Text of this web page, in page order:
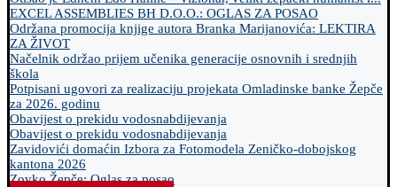
EXCEL ASSEMBLIES BH D.O.O.: OGLAS ZA POSAO
Održana promocija knjige autora Branka Marijanovića: LEKTIRA
ZA ŽIVOT
Načelnik održao prijem učenika generacije osnovnih i srednjih
škola
Potpisani ugovori za realizaciju projekata Omladinske banke Žepče
za 2026. godinu
Obavijest o prekidu vodosnabdijevanja
Obavijest o prekidu vodosnabdijevanja
Zavidovići domaćin Izbora za Fotomodela Zeničko-dobojskog
kantona 2026
Zovko Žepče: Oglas za posao